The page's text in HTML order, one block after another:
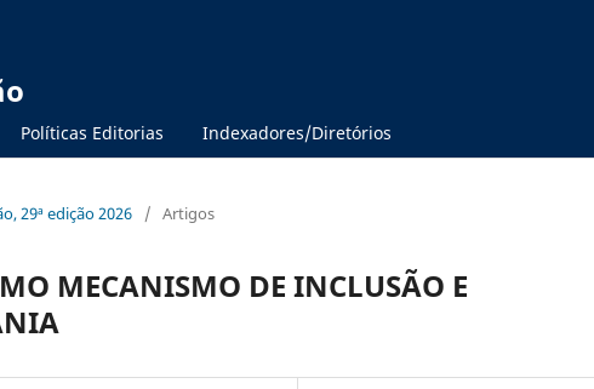
Políticas Editorias Indexadores/Diretórios
29ª edição 2026 / Artigos
MECANISMO DE INCLUSÃO E